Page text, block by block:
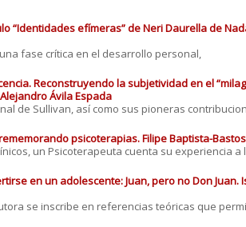
“Identidades efímeras” de Neri Daurella de
fase crítica en el desarrollo personal,
Reconstruyendo la subjetividad en el
Ávila Espada
de Sullivan, así como sus pioneras
rememorando psicoterapias. Filipe Baptista-Bastos
un Psicoterapeuta cuenta su experiencia a
en un adolescente: Juan, pero no Don Juan.
se inscribe en referencias teóricas que